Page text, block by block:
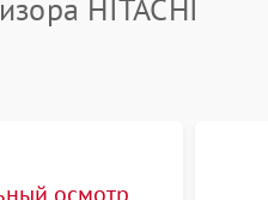
HITACHI